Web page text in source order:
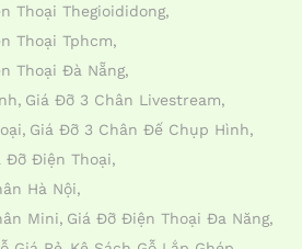
Thoại Thegioididong
Thoại Tphcm
Thoại Đà Nẵng
Giá Đỡ 3 Chân Livestream
Giá Đỡ 3 Chân Đế Chụp Hình
Đỡ Điện Thoại
Hà Nội
Mini Giá Đỡ Điện Thoại Đa Năng